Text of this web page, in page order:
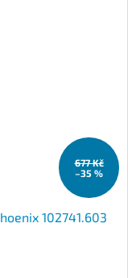
677 Kč
–35 %
102741.603